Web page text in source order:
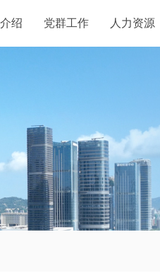
绍 党群工作 人力资源